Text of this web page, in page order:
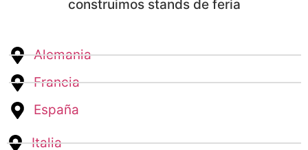
construimos stands de feria
Alemania
Francia
España
Italia